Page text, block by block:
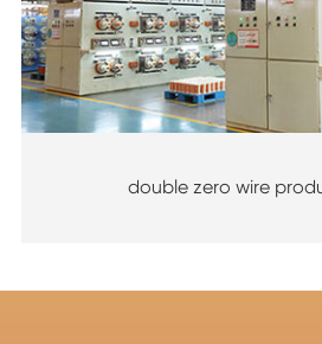
double zero wire